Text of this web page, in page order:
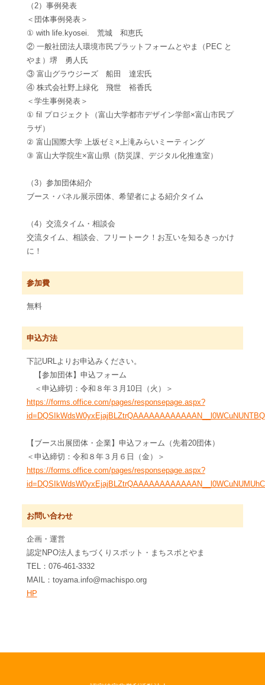
（2）事例発表
＜団体事例発表＞
① with life.kyosei. 荒城 和恵氏
② 一般社団法人環境市民プラットフォームとやま（PEC と
やま）堺 勇人氏
③ 富山グラウジーズ 船田 達宏氏
④ 株式会社野上緑化 飛世 裕香氏
＜学生事例発表＞
① fil プロジェクト（富山大学都市デザイン学部×富山市民プ
ラザ）
② 富山国際大学 上坂ゼミ×上滝みらいミーティング
③ 富山大学院生×富山県（防災課、デジタル化推進室）
（3）参加団体紹介
ブース・パネル展示団体、希望者による紹介タイム
（4）交流タイム・相談会
交流タイム、相談会、フリートーク！お互いを知るきっかけ
に！
参加費
無料
申込方法
下記URLよりお申込みください。
【参加団体】申込フォーム
＜申込締切：令和８年３月10日（火）＞
https://forms.office.com/pages/responsepage.aspx?
【ブース出展団体・企業】申込フォーム（先着20団体）
＜申込締切：令和８年３月６日（金）＞
https://forms.office.com/pages/responsepage.aspx?
お問い合わせ
企画・運営
認定NPO法人まちづくりスポット・まちスポとやま
TEL：076-461-3332
MAIL：toyama.info@machispo.org
HP